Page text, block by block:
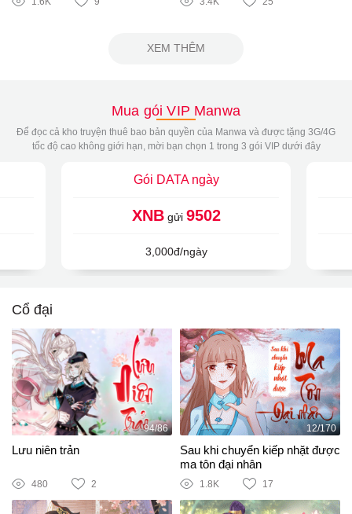
XEM THÊM
Mua gói VIP Manwa
Để đọc cả kho truyện thuê bao bản quyền của Manwa và được tặng 3G/4G
tốc độ cao không giới hạn, mời bạn chọn 1 trong 3 gói VIP dưới đây
Gói DATA ngày
XNBgửi 9502
3,000đ/ngày
Cổ đại
94/86
Lưu niên trản
480 2
12/170
Sau khi chuyển kiếp nhặt được
ma tôn đại nhân
1.8K 17